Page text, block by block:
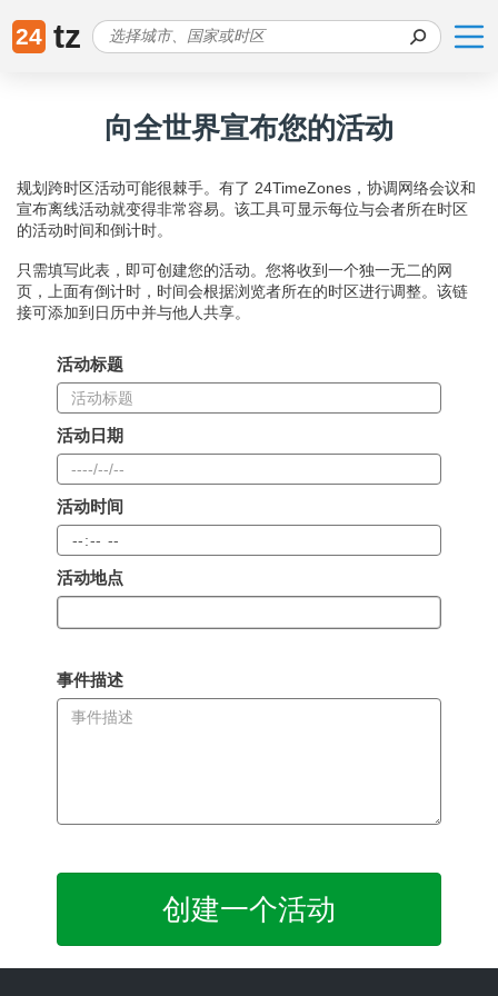
24 tz
向全世界宣布您的活动
规划跨时区活动可能很棘手。有了 24TimeZones，协调网络会议和
宣布离线活动就变得非常容易。该工具可显示每位与会者所在时区
的活动时间和倒计时。
只需填写此表，即可创建您的活动。您将收到一个独一无二的网
页，上面有倒计时，时间会根据浏览者所在的时区进行调整。该链
接可添加到日历中并与他人共享。
活动标题
活动日期
活动时间
活动地点
事件描述
创建一个活动